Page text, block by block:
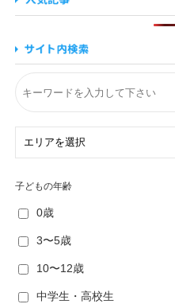
子どもの年齢
0歳
3〜5歳
10〜12歳
中学生・高校生